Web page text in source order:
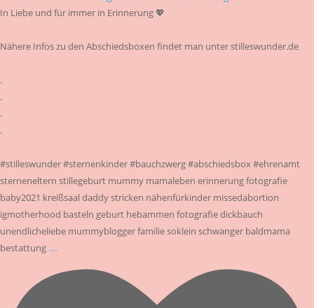
In Liebe und für immer in Erinnerung 💖
Nähere Infos zu den Abschiedsboxen findet man unter stilleswunder.de
.
.
.
.
#stilleswunder #sternenkinder #bauchzwerg #abschiedsbox #ehrenamt
sterneneltern stillegeburt mummy mamaleben erinnerung fotografie
baby2021 kreißsaal daddy stricken nähenfürkinder missedabortion
igmotherhood basteln geburt hebammen fotografie dickbauch
unendlicheliebe mummyblogger familie soklein schwanger baldmama
bestattung ...